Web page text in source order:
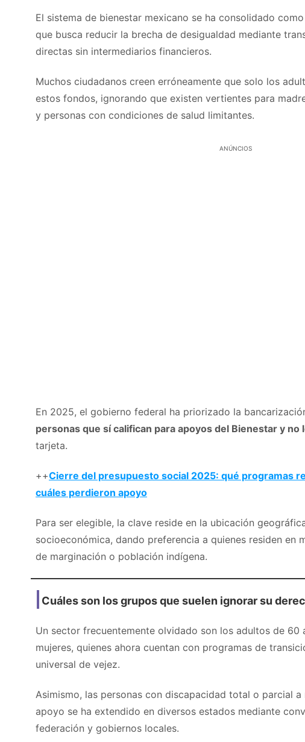
El sistema de bienestar mexicano se ha consolidado
que busca reducir la brecha de desigualdad mediante
directas sin intermediarios financieros.
Muchos ciudadanos creen erróneamente que solo los
estos fondos, ignorando que existen vertientes para
y personas con condiciones de salud limitantes.
ANÚNCIOS
En 2025, el gobierno federal ha priorizado la
personas que sí califican para apoyos del Bienestar y no
tarjeta.
++Cierre del presupuesto social 2025: qué programas
cuáles perdieron apoyo
Para ser elegible, la clave reside en la ubicación
socioeconómica, dando preferencia a quienes residen en
de marginación o población indígena.
Cuáles son los grupos que suelen ignorar su
Un sector frecuentemente olvidado son los adultos de 60
mujeres, quienes ahora cuentan con programas de
universal de vejez.
Asimismo, las personas con discapacidad total o parcial
apoyo se ha extendido en diversos estados mediante
federación y gobiernos locales.